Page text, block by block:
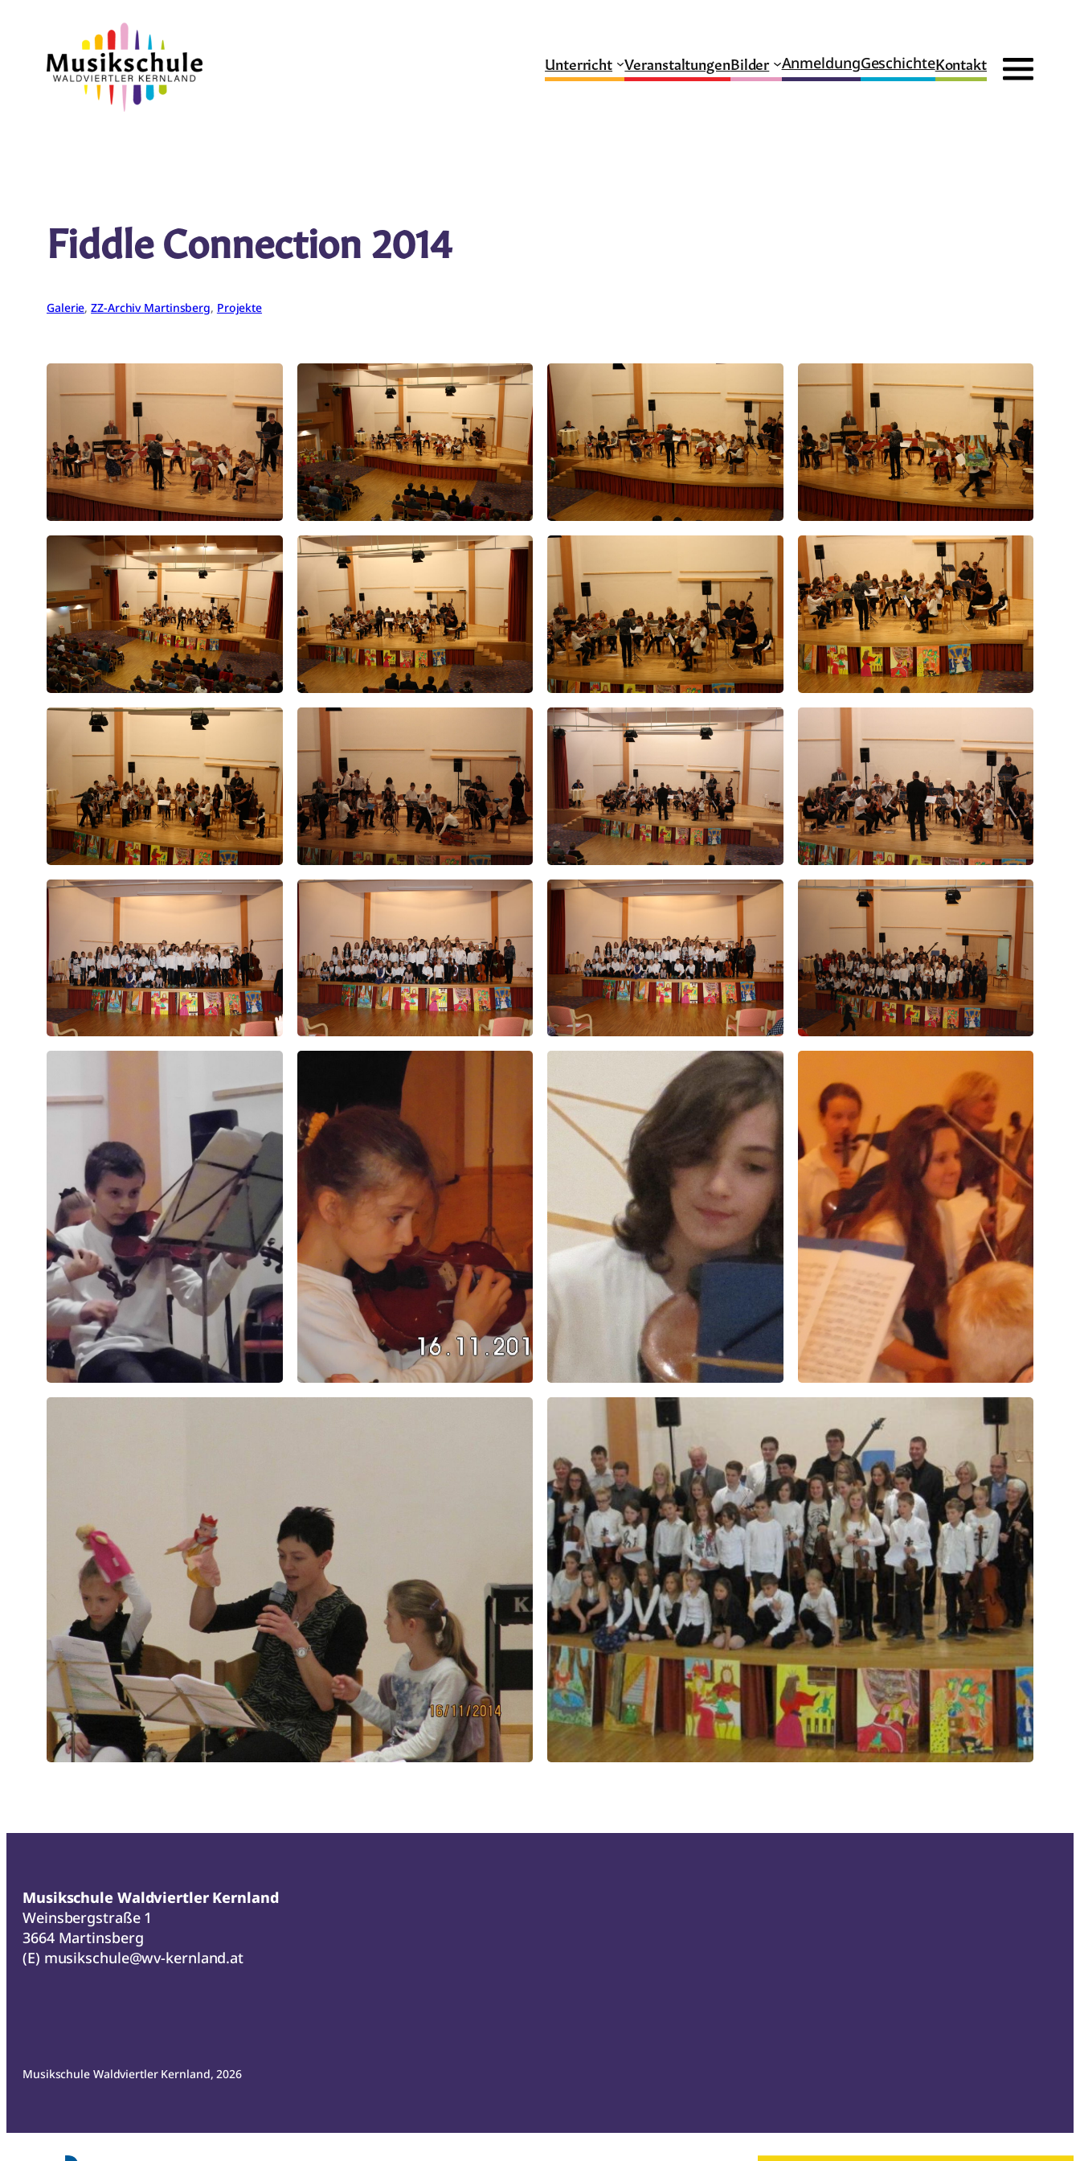
springen
Unterricht VeranstaltungenBilder AnmeldungGeschichteKontakt
Fiddle Connection 2014
Galerie, ZZ-Archiv Martinsberg, Projekte
Musikschule Waldviertler Kernland
Weinsbergstraße 1
3664 Martinsberg
(E) musikschule@wv-kernland.at
Musikschule Waldviertler Kernland, 2026